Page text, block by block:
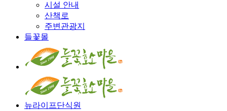
시설 안내
산책로
주변관광지
들꽃몰
뉴라이프단식원